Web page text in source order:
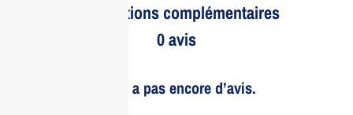
Informations complémentaires
0 avis
Il n’y a pas encore d’avis.